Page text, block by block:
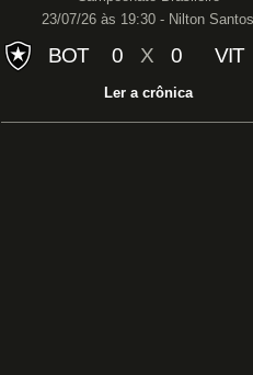
23/07/26 às 19:30 - Nilton Santos
BOT 0 X 0 VIT
Ler a crônica